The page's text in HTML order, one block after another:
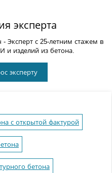
эксперта
- Эксперт с 25-летним стажем в
и изделий из бетона.
эксперту
с открытой фактурой
бетона